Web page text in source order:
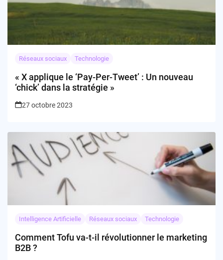
Réseaux sociaux Technologie
« X applique le ‘Pay-Per-Tweet’ : Un nouveau
‘chick’ dans la stratégie »
27 octobre 2023
Intelligence Artificielle Réseaux sociaux Technologie
Comment Tofu va-t-il révolutionner le marketing
B2B ?